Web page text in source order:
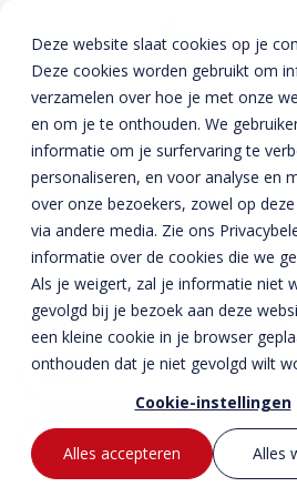
Deze website slaat cookies op je
Deze cookies worden gebruikt om
verzamelen over hoe je met onze
en om je te onthouden. We
informatie om je surfervaring te
personaliseren, en voor analyse en
over onze bezoekers, zowel op
via andere media. Zie ons
informatie over de cookies die we
Als je weigert, zal je informatie niet
gevolgd bij je bezoek aan deze
een kleine cookie in je browser
onthouden dat je niet gevolgd wilt
Cookie-instellingen
Alles accepteren
Alles
Producten
Beton
Betonproducten
Lateien
Spekbanden
Gevelbanden
Raamdorpels
Kozijnkaders
Producten voor kant-en-
Lateien
Spekbanden
Raamdorpels
Vogelstenen
Staal
Staalproducten
Lateien
Geveldragers
Borstweringssteunen
BTE Groep
Onze verhalen
Over ons
Historie
Werken bij Vebo
MVO
Downloads
Certificaten
Verwerkingsadviezen
Prestatieverklaringen
Contact met Vebo
Offerte aanvragen
Home» Service»Downloads
Downloads
Verfijn je zoekopdracht
Zoek
Categorie